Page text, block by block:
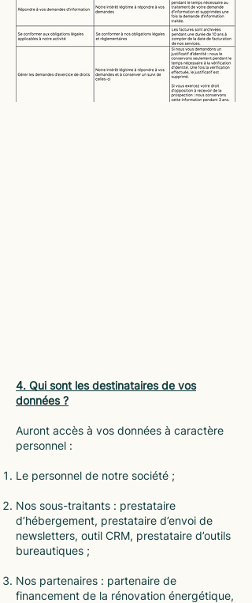
4. Qui sont les destinataires de vos
données ?
Auront accès à vos données à caractère
personnel :
Le personnel de notre société ;
Nos sous-traitants : prestataire
d’hébergement, prestataire d’envoi de
newsletters, outil CRM, prestataire d’outils
bureautiques ;
Nos partenaires : partenaire de
financement de la rénovation énergétique,